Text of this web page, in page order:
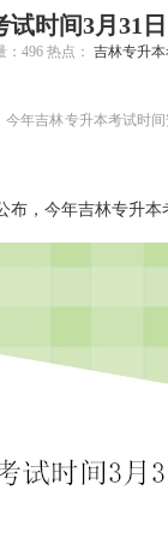
时间3月31日
：496 热点： 吉林专升本
年吉林专升本考试时
，今年吉林专升